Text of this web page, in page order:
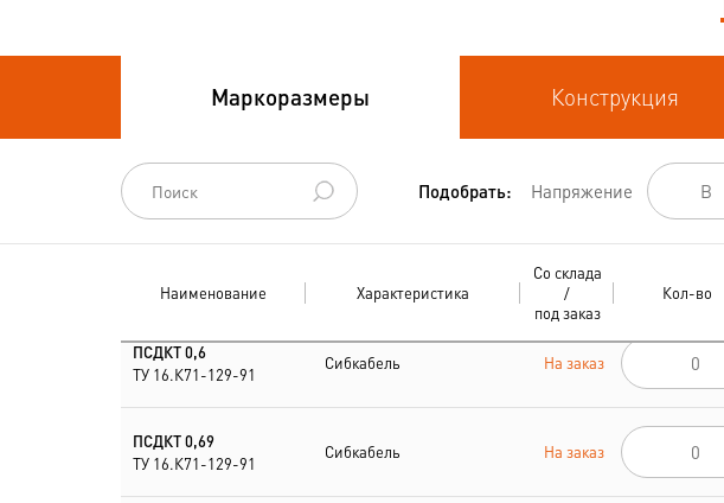
Провода силовые для
Провода
спец.назначения
Провода
Шнуры шахтные
Маркоразмеры Конструкция
Подобрать: Напряжение
Наименование Характеристика
Со склада
/
под заказ
Кол-во
ПСДКТ 0,6
ТУ 16.К71-129-91
Сибкабель На заказ
ПСДКТ 0,69
ТУ 16.К71-129-91
Сибкабель На заказ